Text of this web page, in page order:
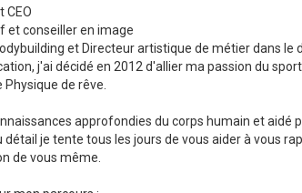
CEO
et conseiller en image
et Directeur artistique de métier dans le
j'ai décidé en 2012 d'allier ma passion du
de rêve.
approfondies du corps humain et aidé
détail je tente tous les jours de vous aider à vous
de vous même.